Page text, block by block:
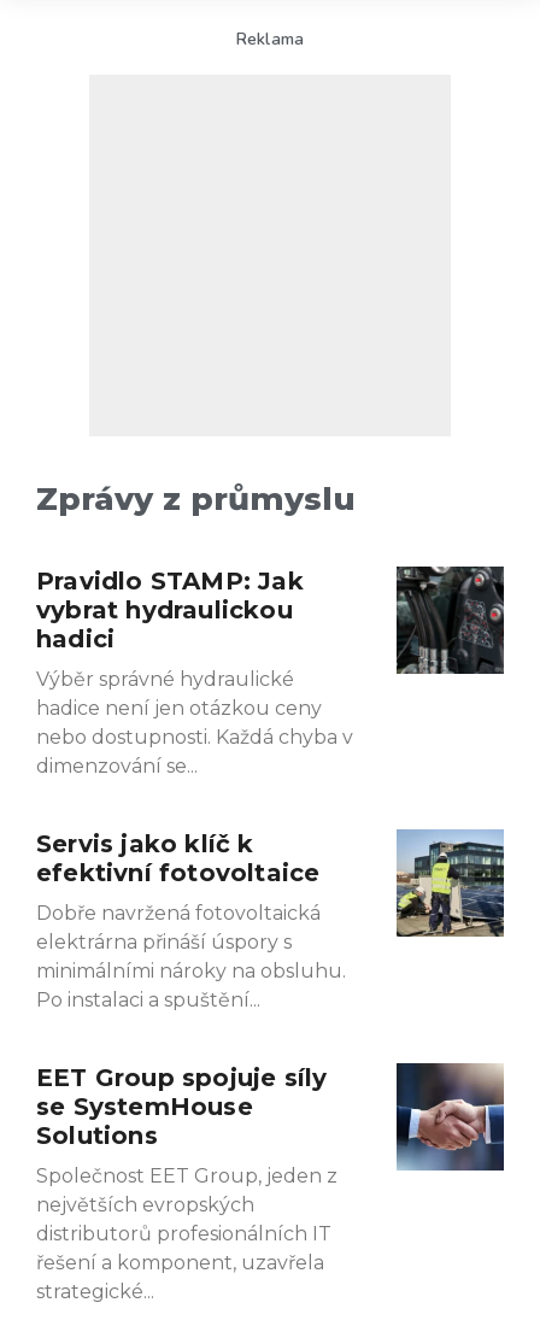
Zprávy z průmyslu
Pravidlo STAMP: Jak
vybrat hydraulickou
hadici
Výběr správné hydraulické
hadice není jen otázkou ceny
nebo dostupnosti. Každá chyba v
dimenzování se
Servis jako klíč k
efektivní fotovoltaice
Dobře navržená fotovoltaická
elektrárna přináší úspory s
minimálními nároky na obsluhu.
Po instalaci a spuštění
EET Group spojuje síly
se SystemHouse
Solutions
Společnost EET Group, jeden z
největších evropských
distributorů profesionálních IT
řešení a komponent, uzavřela
strategické
PagePagePage
Reklama